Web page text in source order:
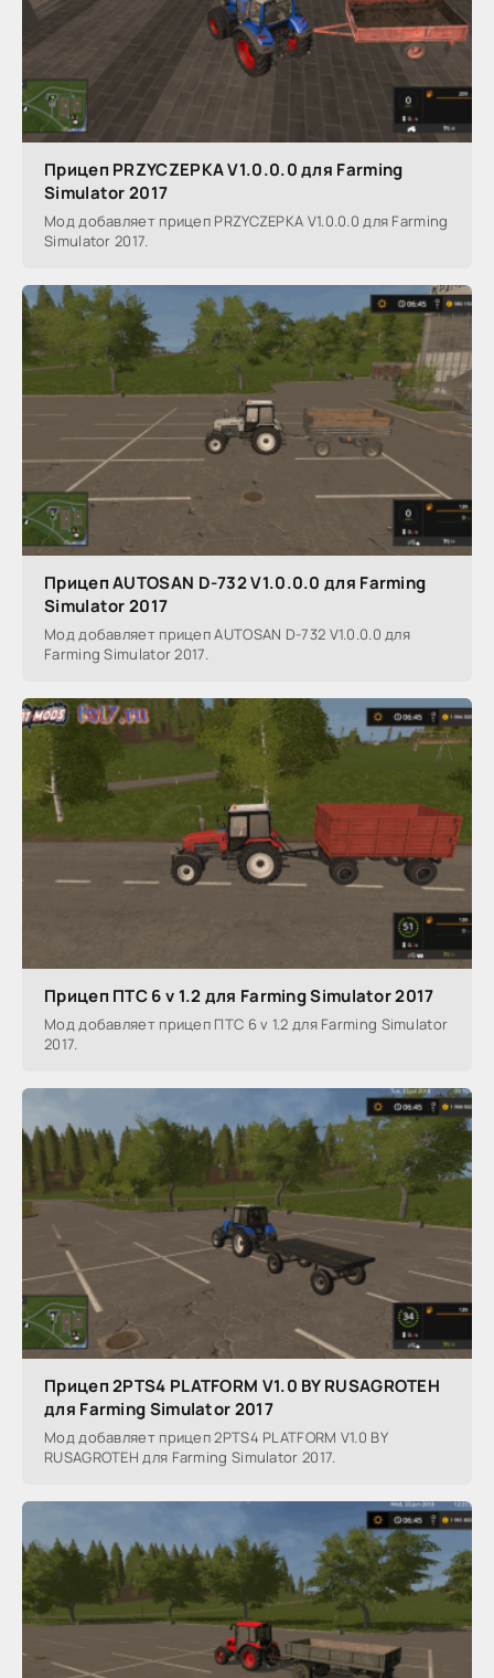
Прицеп PRZYCZEPKA V1.0.0.0 для Farming
Simulator 2017
Мод добавляет прицеп PRZYCZEPKA V1.0.0.0 для Farming
Simulator 2017.
Прицеп AUTOSAN D-732 V1.0.0.0 для Farming
Simulator 2017
Мод добавляет прицеп AUTOSAN D-732 V1.0.0.0 для
Farming Simulator 2017.
Прицеп ПТС 6 v 1.2 для Farming Simulator 2017
Мод добавляет прицеп ПТС 6 v 1.2 для Farming Simulator
2017.
Прицеп 2PTS4 PLATFORM V1.0 BY RUSAGROTEH
для Farming Simulator 2017
Мод добавляет прицеп 2PTS4 PLATFORM V1.0 BY
RUSAGROTEH для Farming Simulator 2017.